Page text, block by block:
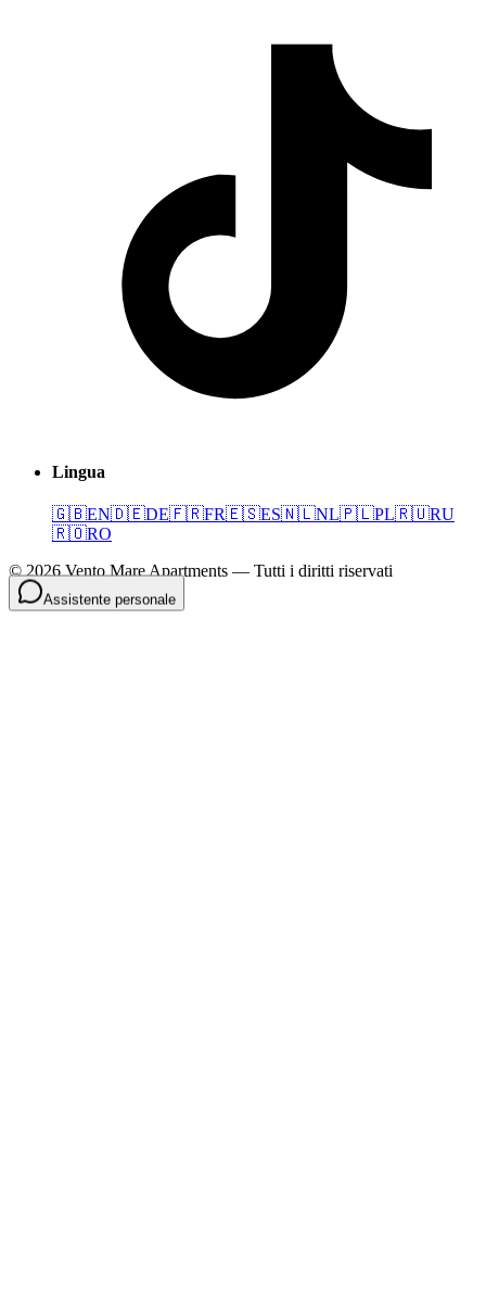
Lingua
🇬🇧EN🇩🇪DE🇫🇷FR🇪🇸ES🇳🇱NL🇵🇱PL🇷🇺RU
🇷🇴RO
©2026 Vento Mare Apartments — Tutti i diritti riservati
Assistente personale